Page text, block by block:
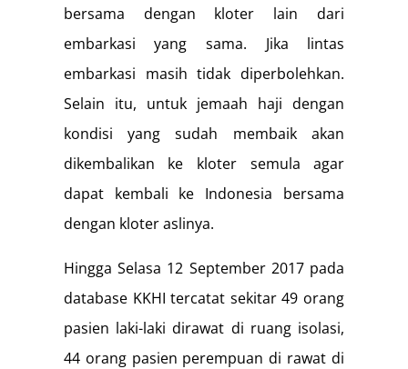
bersama dengan kloter lain dari
embarkasi yang sama. Jika lintas
embarkasi masih tidak diperbolehkan.
Selain itu, untuk jemaah haji dengan
kondisi yang sudah membaik akan
dikembalikan ke kloter semula agar
dapat kembali ke Indonesia bersama
dengan kloter aslinya.
Hingga Selasa 12 September 2017 pada
database KKHI tercatat sekitar 49 orang
pasien laki-laki dirawat di ruang isolasi,
44 orang pasien perempuan di rawat di